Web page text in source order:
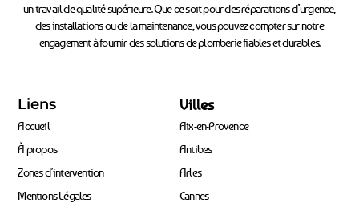
un travail de qualité supérieure. Que ce soit pour des réparations d’urgence,
des installations ou de la maintenance, vous pouvez compter sur notre
engagement à fournir des solutions de plomberie fiables et durables.
Liens
Accueil
À propos
Zones d’intervention
Mentions Légales
Villes
Aix-en-Provence
Antibes
Arles
Cannes